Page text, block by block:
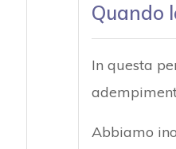
Quando
In questa
Abbiamo